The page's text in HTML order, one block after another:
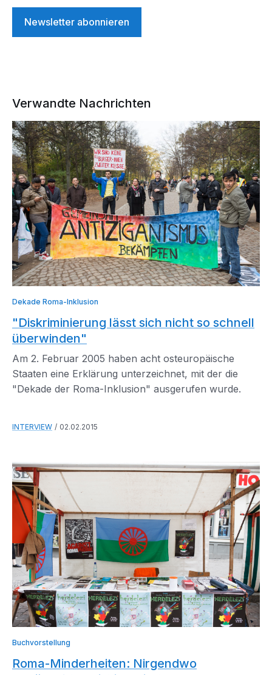
Newsletter abonnieren
Verwandte Nachrichten
Dekade Roma-Inklusion
"Diskriminierung lässt sich nicht so schnell
überwinden"
Am 2. Februar 2005 haben acht osteuropäische
Staaten eine Erklärung unterzeichnet, mit der die
"Dekade der Roma-Inklusion" ausgerufen wurde.
INTERVIEW 02.02.2015
Buchvorstellung
Roma-Minderheiten: Nirgendwo